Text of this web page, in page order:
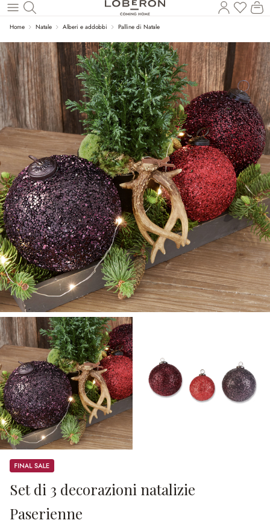
Torna al contenuto principale
Hai 0Il
Home Natale Alberi e addobbi Palline di Natale
Sale
Set di 3 decorazioni natalizie
Paserienne